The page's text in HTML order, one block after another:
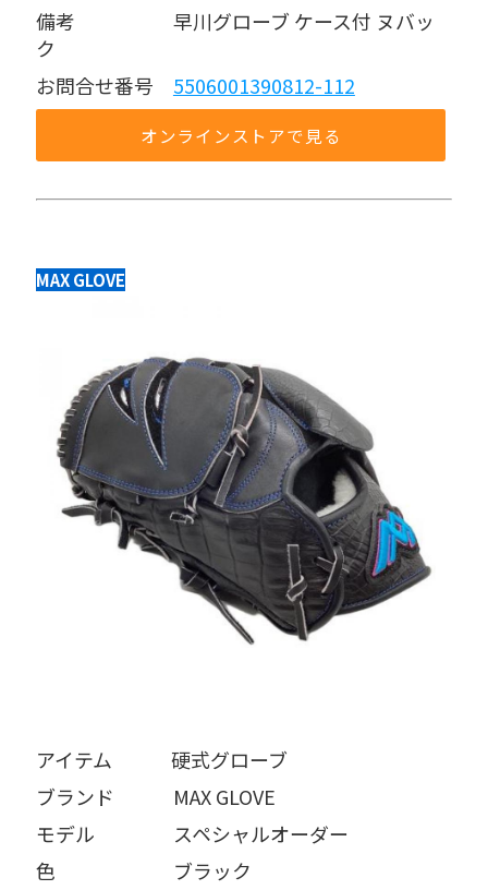
備考     早川グローブ ケース付 ヌバッ
ク
お問合せ番号 5506001390812-112
オンラインストアで見る
MAX GLOVE
アイテム   硬式グローブ
ブランド   MAX GLOVE
モデル    スペシャルオーダー
色      ブラック